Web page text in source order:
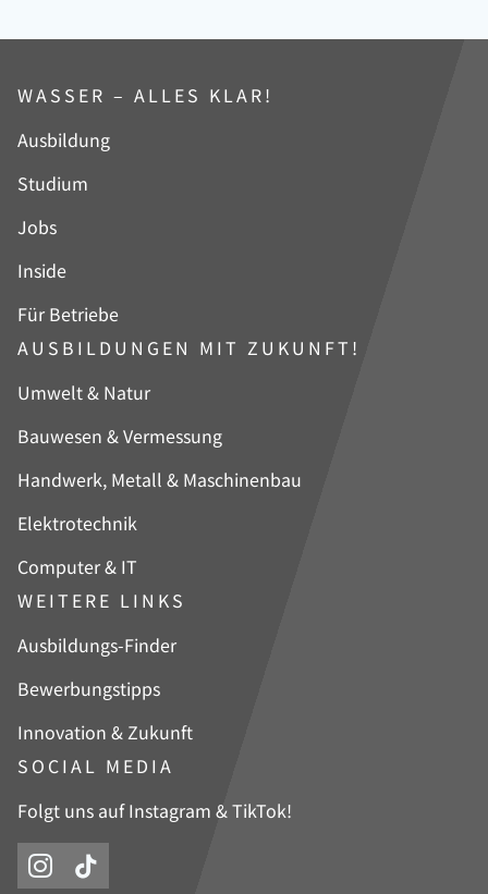
WASSER – ALLES KLAR!
Navigation
Ausbildung
Studium
Jobs
Inside
Für Betriebe
AUSBILDUNGEN MIT ZUKUNFT!
Navigation
Umwelt & Natur
Bauwesen & Vermessung
Handwerk, Metall & Maschinenbau
Elektrotechnik
Computer & IT
WEITERE LINKS
Navigation
Ausbildungs-Finder
Bewerbungstipps
Innovation & Zukunft
SOCIAL MEDIA
Folgt uns auf Instagram & TikTok!